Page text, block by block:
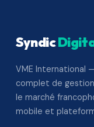
Syndic
VME International
complet de
le marché
mobile et